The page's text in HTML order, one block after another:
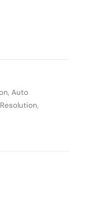
, Auto
Resolution,